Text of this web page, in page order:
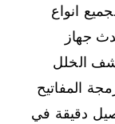
انواع
جهاز
الخلل
المفاتيح
دقيقة في